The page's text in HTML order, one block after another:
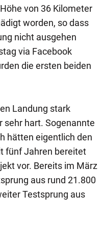
von 36 Kilometer
worden, so dass
nicht ausgehen
via Facebook
die ersten beiden
Landung stark
sehr hart. Sogenannte
hätten eigentlich den
fünf Jahren bereitet
vor. Bereits im März
aus rund 21.800
Testsprung aus